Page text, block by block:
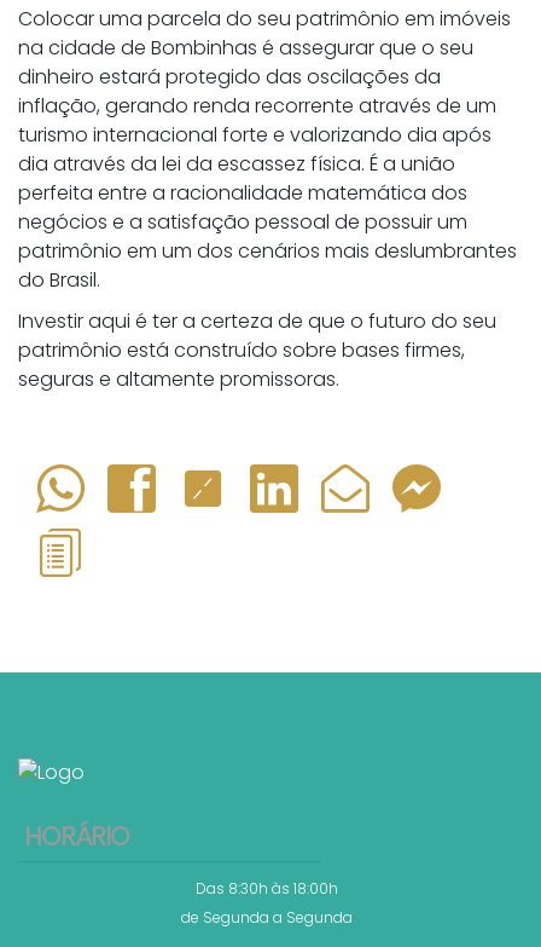
Colocar uma parcela do seu patrimônio em imóveis
na cidade de Bombinhas é assegurar que o seu
dinheiro estará protegido das oscilações da
inflação, gerando renda recorrente através de um
turismo internacional forte e valorizando dia após
dia através da lei da escassez física. É a união
perfeita entre a racionalidade matemática dos
negócios e a satisfação pessoal de possuir um
patrimônio em um dos cenários mais deslumbrantes
do Brasil.
Investir aqui é ter a certeza de que o futuro do seu
patrimônio está construído sobre bases firmes,
seguras e altamente promissoras.
HORÁRIO
Das 8:30h às 18:00h
de Segunda a Segunda